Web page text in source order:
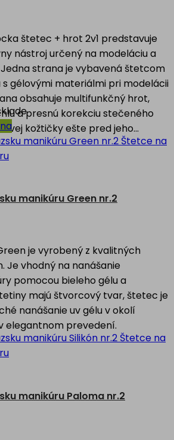
štetec + hrot 2v1 predstavuje
nástroj určený na modeláciu a
strana je vybavená štetcom
s gélovými materiálmi pri modelácii
obsahuje multifunkčný hrot,
a presnú korekciu stečeného
kožtičky ešte pred jeho...
manikúru Green nr.2
je vyrobený z kvalitných
vhodný na nanášanie
pomocou bieleho gélu a
majú štvorcový tvar, štetec je
nanášanie uv gélu v okolí
elegantnom prevedení.
manikúru Paloma nr.2